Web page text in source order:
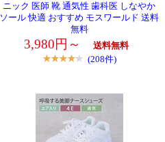
ニック 医師 靴 通気性 歯科医 しなやか
ソール 快適 おすすめ モスワールド 送料
無料
3,980円～ 送料無料
(208件)